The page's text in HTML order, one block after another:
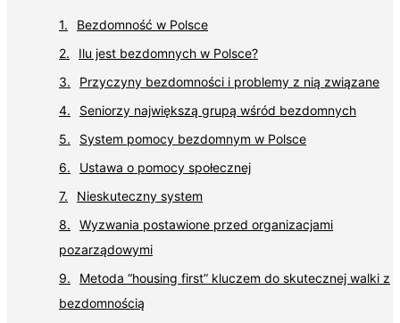
Bezdomność w Polsce
Ilu jest bezdomnych w Polsce?
Przyczyny bezdomności i problemy z nią związane
Seniorzy największą grupą wśród bezdomnych
System pomocy bezdomnym w Polsce
Ustawa o pomocy społecznej
Nieskuteczny system
Wyzwania postawione przed organizacjami
pozarządowymi
Metoda “housing first” kluczem do skutecznej walki z
bezdomnością